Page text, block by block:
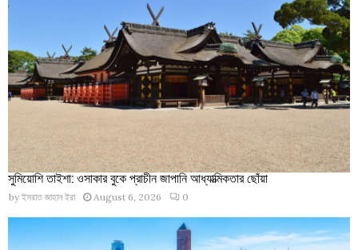
সুমিয়োশি তাইশা: ওসাকার বুকে প্রাচীন জাপানি আধ্যাত্মিকতার ছোঁয়া
by ইসরাত জাহান ইরা August 6, 2026 0